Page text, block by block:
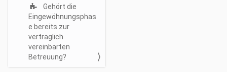
Gehört die
Eingewöhnungsphas
e bereits zur
vertraglich
vereinbarten
Betreuung?